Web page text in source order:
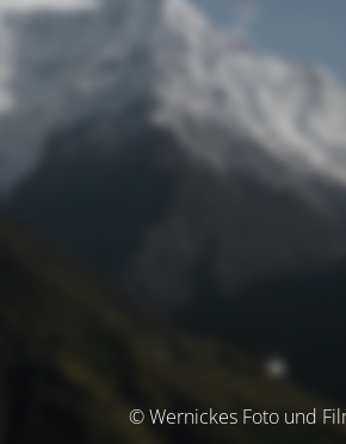
© Wernickes Foto und